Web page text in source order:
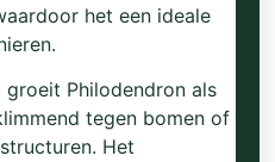
het een ideale
Philodendron als
tegen bomen of
Het